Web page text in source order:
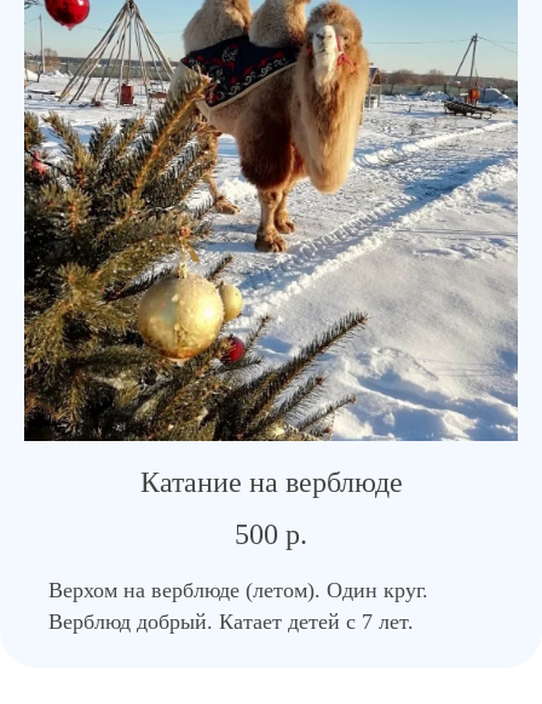
Катание на верблюде
500 р.
Верхом на верблюде (летом). Один круг.
Верблюд добрый. Катает детей с 7 лет.